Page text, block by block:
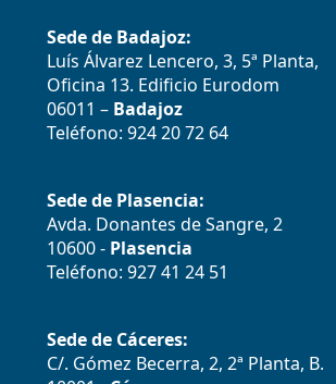
Sede de Badajoz:
Luís Álvarez Lencero, 3, 5ª Planta,
Oficina 13. Edificio Eurodom
06011 – Badajoz
Teléfono: 924 20 72 64
Sede de Plasencia:
Avda. Donantes de Sangre, 2
10600 -Plasencia
Teléfono: 927 41 24 51
Sede de Cáceres:
C/. Gómez Becerra, 2, 2ª Planta, B.